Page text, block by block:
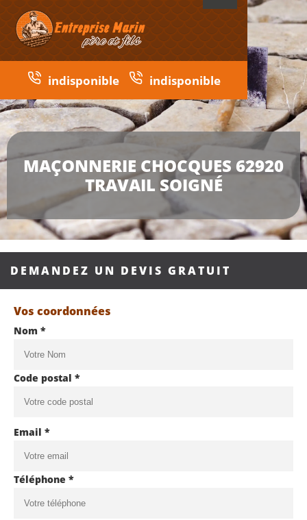
indisponible indisponible
MAÇONNERIE CHOCQUES 62920
TRAVAIL SOIGNÉ
DEMANDEZ UN DEVIS GRATUIT
Vos coordonnées
Nom *
Code postal *
Email *
Téléphone *